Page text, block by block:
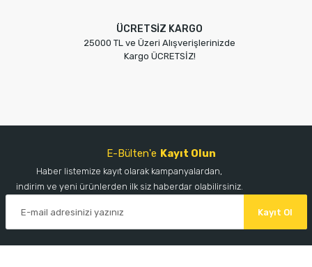
ÜCRETSİZ KARGO
25000 TL ve Üzeri Alışverişlerinizde
Kargo ÜCRETSİZ!
E-Bülten'e Kayıt Olun
Haber listemize kayıt olarak kampanyalardan,
indirim ve yeni ürünlerden ilk siz haberdar olabilirsiniz.
Kayıt Ol